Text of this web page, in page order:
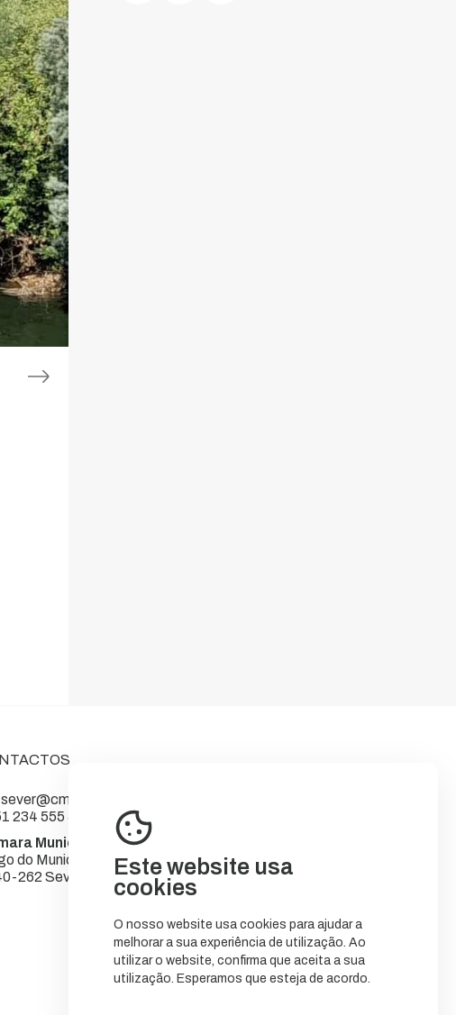
Este website usa
cookies
O nosso website usa cookies para ajudar a
melhorar a sua experiência de utilização. Ao
utilizar o website, confirma que aceita a sua
utilização. Esperamos que esteja de acordo.
sever.pt
234 555 566
Municipal de Sever do Vouga
do Município
262 Sever do Vouga